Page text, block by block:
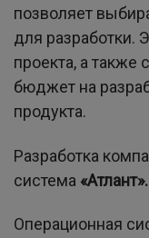
позволяет
для разработки.
проекта, а также
бюджет на
продукта.
Разработка
система «Атлант».
Операционная